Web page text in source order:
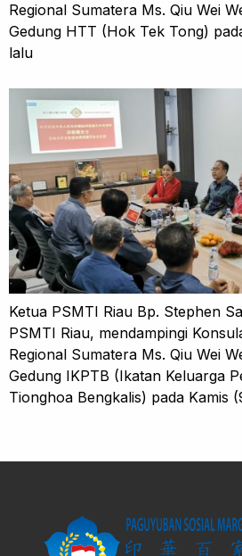
Regional Sumatera Ms. Qiu Wei
Gedung HTT (Hok Tek Tong)
lalu
Ketua PSMTI Riau Bp. Stephen
PSMTI Riau, mendampingi
Regional Sumatera Ms. Qiu Wei
Gedung IKPTB (Ikatan Keluarga
Tionghoa Bengkalis) pada Kamis